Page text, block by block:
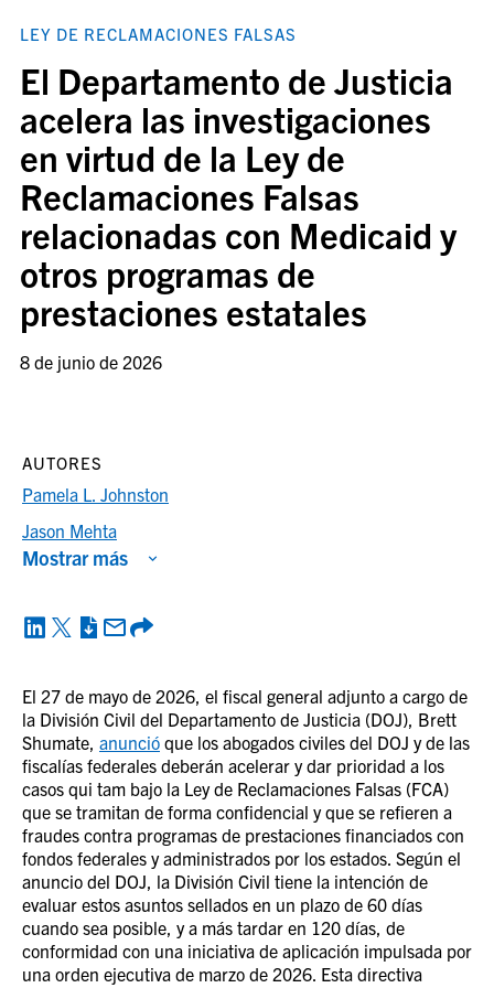
LEY DE RECLAMACIONES FALSAS
El Departamento de Justicia
acelera las investigaciones
en virtud de la Ley de
Reclamaciones Falsas
relacionadas con Medicaid y
otros programas de
prestaciones estatales
8 de junio de 2026
El 27 de mayo de 2026, el fiscal general adjunto a cargo de
la División Civil del Departamento de Justicia (DOJ), Brett
Shumate, anunció que los abogados civiles del DOJ y de las
fiscalías federales deberán acelerar y dar prioridad a los
casos qui tam bajo la Ley de Reclamaciones Falsas (FCA)
que se tramitan de forma confidencial y que se refieren a
fraudes contra programas de prestaciones financiados con
fondos federales y administrados por los estados. Según el
anuncio del DOJ, la División Civil tiene la intención de
evaluar estos asuntos sellados en un plazo de 60 días
cuando sea posible, y a más tardar en 120 días, de
conformidad con una iniciativa de aplicación impulsada por
una orden ejecutiva de marzo de 2026. Esta directiva
AUTORES
Pamela L. Johnston
Jason Mehta
Mostrar más